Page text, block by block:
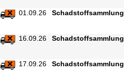
01.09.26 Schadstoffsammlung
16.09.26 Schadstoffsammlung
17.09.26 Schadstoffsammlung